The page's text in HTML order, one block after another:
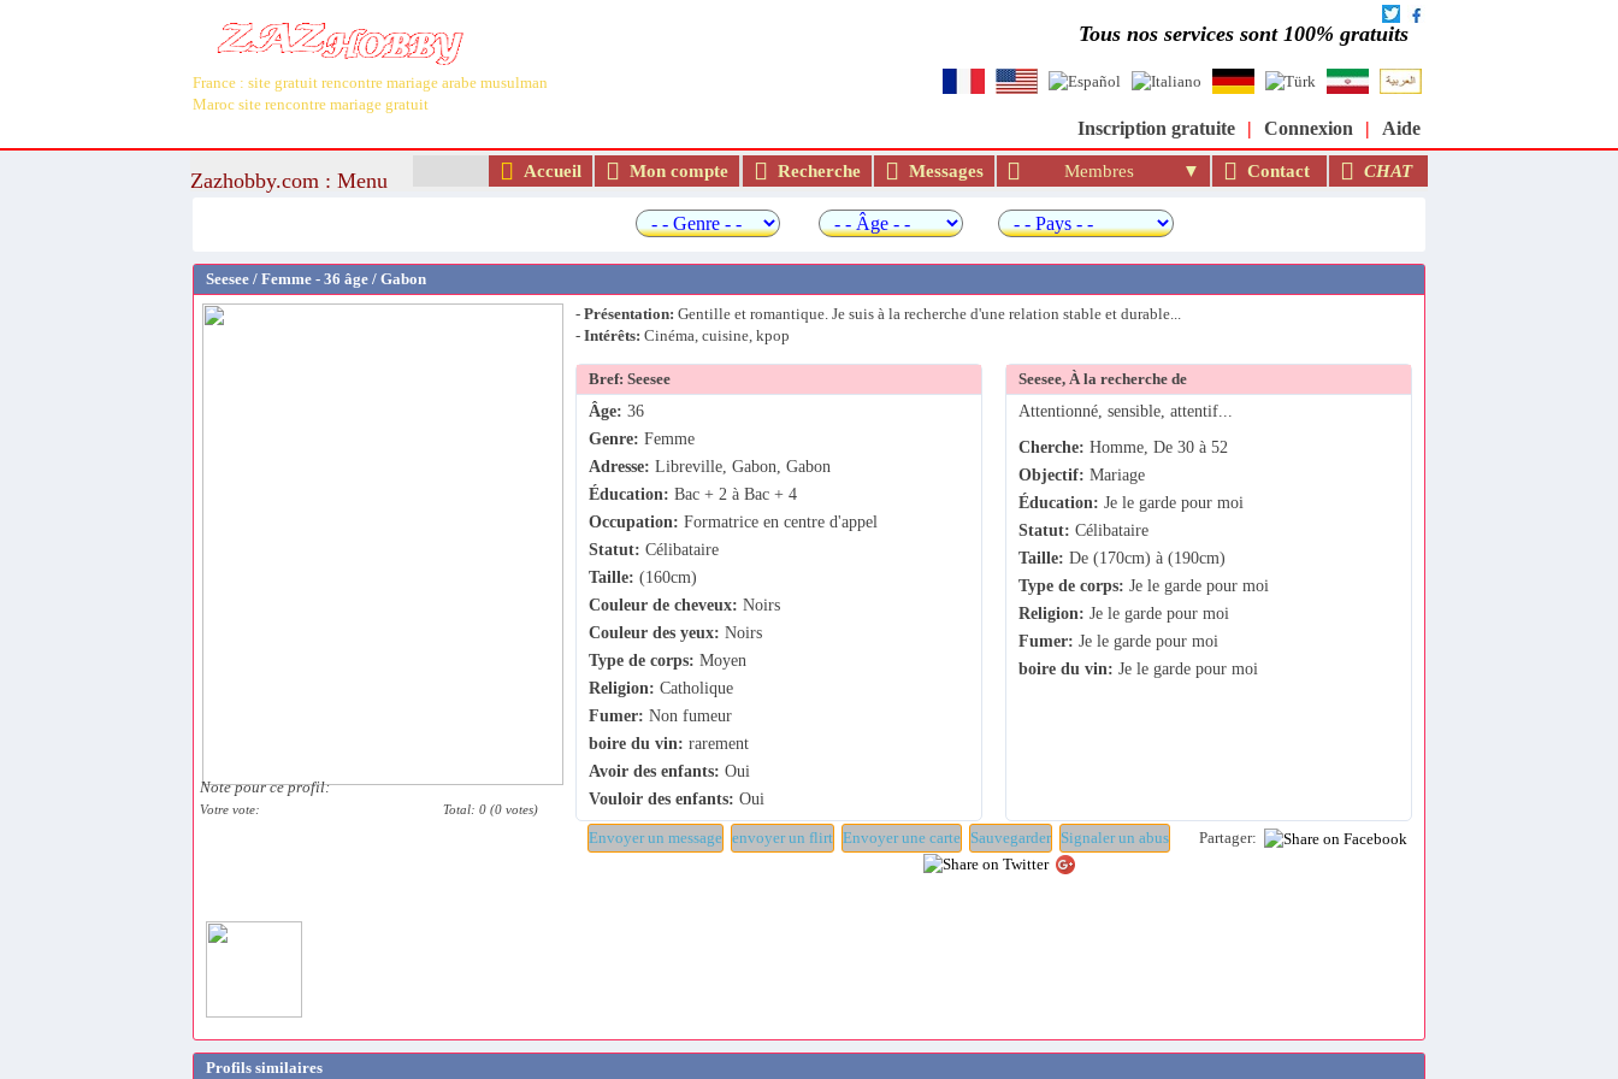
France : site gratuit rencontre mariage arabe musulman
Maroc site rencontre mariage gratuit
Tous nos services sont 100% gratuits
Inscription gratuite | Connexion | Aide
Zazhobby.com : Menu Accueil Mon compte Recherche Messages Membres Contact CHAT
Seesee / Femme - 36 âge / Gabon
Note pour ce profil:
Votre vote: Total: 0 (0 votes)
- Présentation: Gentille et romantique. Je suis à la recherche d'une relation stable et durable...
- Intérêts: Cinéma, cuisine, kpop
Bref: Seesee
Âge: 36
Genre: Femme
Adresse: Libreville, Gabon, Gabon
Éducation: Bac + 2 à Bac + 4
Occupation: Formatrice en centre d'appel
Statut: Célibataire
Taille: (160cm)
Couleur de cheveux: Noirs
Couleur des yeux: Noirs
Type de corps: Moyen
Religion: Catholique
Fumer: Non fumeur
boire du vin: rarement
Avoir des enfants: Oui
Vouloir des enfants: Oui
Seesee, À la recherche de
Attentionné, sensible, attentif...
Cherche: Homme, De 30 à 52
Objectif: Mariage
Éducation: Je le garde pour moi
Statut: Célibataire
Taille: De (170cm) à (190cm)
Type de corps: Je le garde pour moi
Religion: Je le garde pour moi
Fumer: Je le garde pour moi
boire du vin: Je le garde pour moi
Partager:
Profils similaires